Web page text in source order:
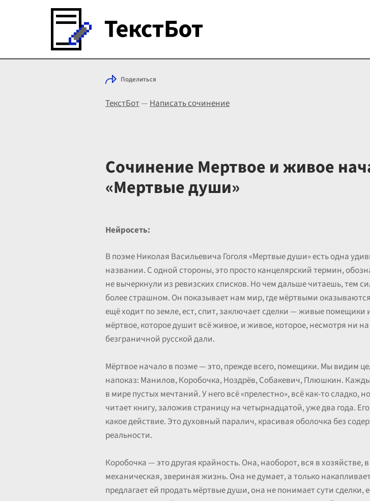
Поделиться
ТекстБот—Написать сочинение
Сочинение Мертвое и живое
«Мертвые души»
Нейросеть:
В поэме Николая Васильевича Гоголя «Мертвые души» есть одна
названии. С одной стороны, это просто канцелярский термин,
не вычеркнули из ревизских списков. Но чем дальше читаешь, тем
более страшном. Он показывает нам мир, где мёртвыми
ещё ходит по земле, ест, спит, заключает сделки — живые
мёртвое, которое душит всё живое, и живое, которое, несмотря ни
безграничной русской дали.
Мёртвое начало в поэме — это, прежде всего, помещики. Мы видим
напоказ: Манилов, Коробочка, Ноздрёв, Собакевич, Плюшкин.
в мире пустых мечтаний. У него всё «прелестно», всё как-то
читает книгу, заложив страницу на четырнадцатой, уже два года.
какое действие. Это духовный паралич, красивая оболочка без
реальности.
Коробочка — это другая крайность. Она, наоборот, вся в хозяйстве,
механическая, звериная жизнь. Она не думает, а только
предлагает ей продать мёртвые души, она не понимает сути сделки,